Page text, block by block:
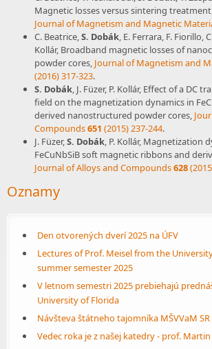
Magnetic losses versus sintering
Journal of Magnetism and Magnetic
C. Beatrice,S. Dobák, E. Ferrara, F. Fiorillo,
Kollár, Broadband magnetic losses of
powder cores, Journal of Magnetism and
(2016) 317-323.
S. Dobák, J. Füzer, P. Kollár, Effect of a DC
field on the magnetization dynamics in
derived nanostructured powder cores,
Compounds651 (2015) 237-244.
J. Füzer,S. Dobák, P. Kollár, Magnetization
FeCuNbSiB soft magnetic ribbons and
Journal of Alloys and Compounds628
Oznamy
Den otvorených dverí 2025 na ÚFV
Lectures of Prof. Meisel from the
summer semester 2025
V letnom semestri 2025 prebiehajú
University of Florida
Návšteva štátneho tajomníka MŠVVaM SR
Vedec roka je z našej katedry - prof.